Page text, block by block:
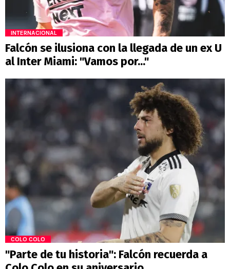
INTERNACIONAL
Falcón se ilusiona con la llegada de un ex U
al Inter Miami: "Vamos por..."
COLO COLO
"Parte de tu historia": Falcón recuerda a